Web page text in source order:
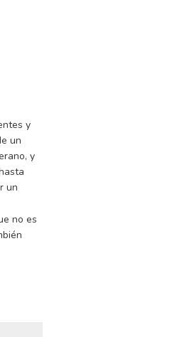
y
un
y
un
no es